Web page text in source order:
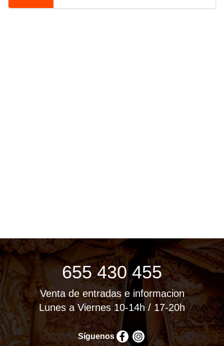
655 430 455
Venta de entradas e informacion
Lunes a Viernes 10-14h / 17-20h
Síguenos